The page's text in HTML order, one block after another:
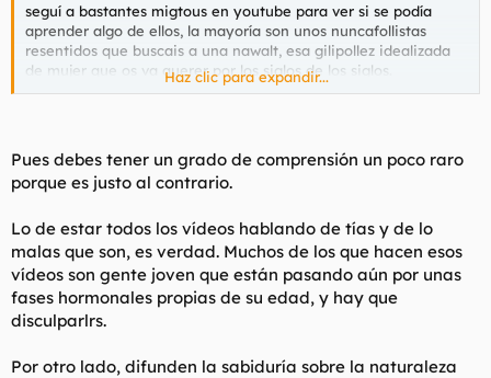
a
seguí a bastantes migtous en youtube para ver si se podía
aprender algo de ellos, la mayoría son unos nuncafollistas
resentidos que buscais a una nawalt, esa gilipollez idealizada
de mujer que os va querer por los siglos de los siglos.
Haz clic para expandir...
Pues debes tener un grado de comprensión un poco raro
porque es justo al contrario.
Lo de estar todos los vídeos hablando de tías y de lo
malas que son, es verdad. Muchos de los que hacen esos
vídeos son gente joven que están pasando aún por unas
fases hormonales propias de su edad, y hay que
disculparlrs.
Por otro lado, difunden la sabiduría sobre la naturaleza